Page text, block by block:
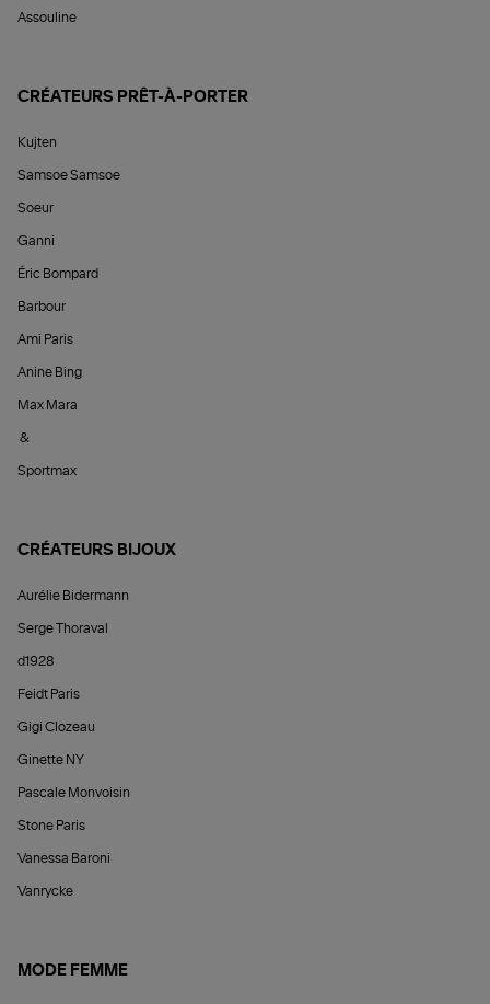
Assouline
CRÉATEURS PRÊT-À-PORTER
Kujten
Samsoe Samsoe
Soeur
Ganni
Éric Bompard
Barbour
Ami Paris
Anine Bing
Max Mara
&
Sportmax
CRÉATEURS BIJOUX
Aurélie Bidermann
Serge Thoraval
d1928
Feidt Paris
Gigi Clozeau
Ginette NY
Pascale Monvoisin
Stone Paris
Vanessa Baroni
Vanrycke
MODE FEMME